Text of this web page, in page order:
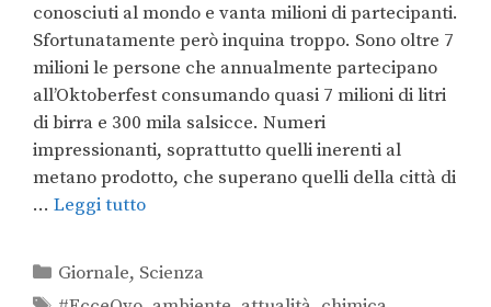
conosciuti al mondo e vanta milioni di partecipanti.
Sfortunatamente però inquina troppo. Sono oltre 7
milioni le persone che annualmente partecipano
all’Oktoberfest consumando quasi 7 milioni di litri
di birra e 300 mila salsicce. Numeri
impressionanti, soprattutto quelli inerenti al
metano prodotto, che superano quelli della città di
… Leggi tutto
Giornale, Scienza